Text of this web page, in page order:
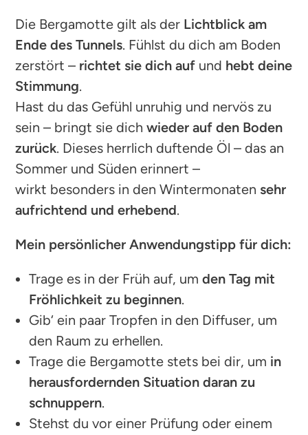
Die Bergamotte gilt als der Lichtblick am
Ende des Tunnels. Fühlst du dich am Boden
zerstört – richtet sie dich auf und hebt deine
Stimmung.
Hast du das Gefühl unruhig und nervös zu
sein – bringt sie dich wieder auf den Boden
zurück. Dieses herrlich duftende Öl – das an
Sommer und Süden erinnert –
wirkt besonders in den Wintermonaten sehr
aufrichtend und erhebend.
Mein persönlicher Anwendungstipp für dich:
Trage es in der Früh auf, umden Tag mit
Fröhlichkeit zu beginnen.
Gib‘ ein paar Tropfen in den Diffuser, um
den Raum zu erhellen.
Trage die Bergamotte stets bei dir, um in
herausfordernden Situation daran zu
schnuppern.
Stehst du vor einer Prüfung oder einem